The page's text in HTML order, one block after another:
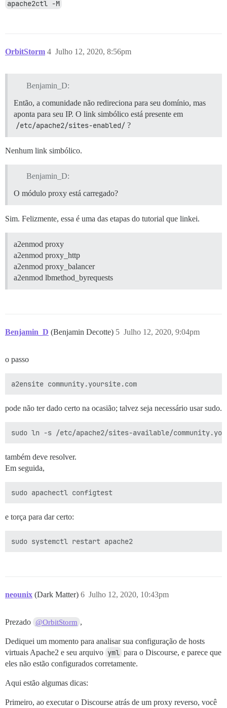
  DISCOURSE_SMTP_USER_NAME: my-smtp-username
  LETSENCRYPT_ACCOUNT_EMAIL: myemail
#DISCOURSE_CDN_URL: https://discourse-
## O contêiner Docker é stateless; todos os dados são
volumes:
  - volume:
      host: /var/discourse/shared/standalone
  - volume:
## consulte https://meta.discourse.org/t/19157 para
  after_code:
    - exec:
        cmd:
- git clone https://github.com/discourse/
## Quaisquer comandos personalizados para executar
run:
apache2ctl -M
OrbitStorm Julho 12, 2020, 8:56pm
4
Benjamin_D:
Então, a comunidade não redireciona para seu domínio, mas
aponta para seu IP. O link simbólico está presente em
/etc/apache2/sites-enabled/ ?
Nenhum link simbólico.
Benjamin_D:
O módulo proxy está carregado?
Sim. Felizmente, essa é uma das etapas do tutorial que linkei.
a2enmod proxy
a2enmod proxy_http
a2enmod proxy_balancer
a2enmod lbmethod_byrequests
Benjamin_D (Benjamin Decotte) Julho 12, 2020, 9:04pm
5
o passo
pode não ter dado certo na ocasião; talvez seja necessário usar sudo.
também deve resolver.
Em seguida,
e torça para dar certo:
neounix (Dark Matter) Julho 12, 2020, 10:43pm
6
Prezado @OrbitStorm ,
Dediquei um momento para analisar sua configuração de hosts
virtuais Apache2 e seu arquivo yml para o Discourse, e parece que
eles não estão configurados corretamente.
Aqui estão algumas dicas:
Primeiro, ao executar o Discourse atrás de um proxy reverso, você